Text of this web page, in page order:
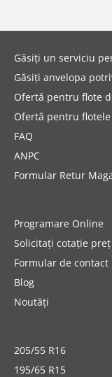
Găsiți un serviciu
Găsiți anvelopa
Ofertă pentru flote
Ofertă pentru
FAQ
ANPC
Formular Retur
Programare Online
Solicitați cotație preț
Formular de contact
Blog
Noutăți
205/55 R16
195/65 R15